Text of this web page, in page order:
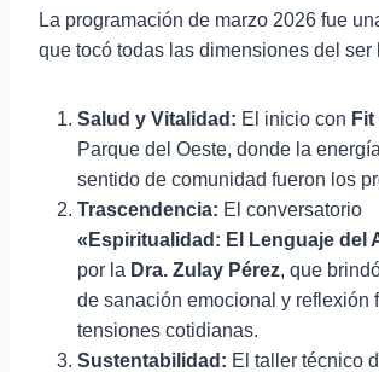
La programación de marzo 2026 fue
que tocó todas las dimensiones del ser
Salud y Vitalidad: El inicio con
Parque del Oeste, donde la
sentido de comunidad fueron los
Trascendencia: El conversatorio
«Espiritualidad: El Lenguaje del
por la Dra. Zulay Pérez, que
de sanación emocional y reflexión
tensiones cotidianas.
Sustentabilidad: El taller técnico